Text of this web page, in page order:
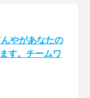
やがあなたの
す。チームワ